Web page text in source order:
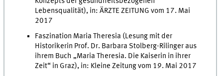
Lebensqualität), in: ÄRZTE ZEITUNG vom 17. Mai
2017
Faszination Maria Theresia (Lesung mit der
Historikerin Prof. Dr. Barbara Stolberg-Rilinger aus
ihrem Buch „Maria Theresia. Die Kaiserin in ihrer
Zeit“ in Graz), in: Kleine Zeitung vom 19. Mai 2017